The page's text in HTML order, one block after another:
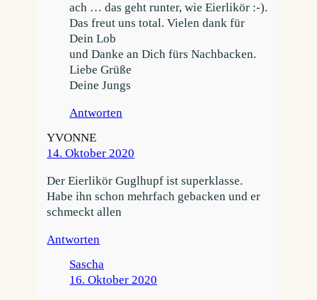
ach … das geht runter, wie Eierlikör :-).
Das freut uns total. Vielen dank für
Dein Lob
und Danke an Dich fürs Nachbacken.
Liebe Grüße
Deine Jungs
Antworten
YVONNE
14. Oktober 2020
Der Eierlikör Guglhupf ist superklasse.
Habe ihn schon mehrfach gebacken und er
schmeckt allen
Antworten
Sascha
16. Oktober 2020